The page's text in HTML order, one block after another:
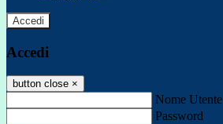
Accedi
Accedi
button close ×
Nome Utente
Password